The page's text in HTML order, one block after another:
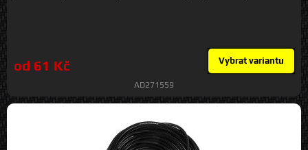
od 61 Kč Vybrat variantu
AD271559